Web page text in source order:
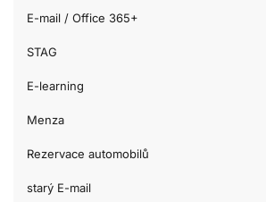
E-mail / Office 365+
STAG
E-learning
Menza
Rezervace automobilů
starý E-mail